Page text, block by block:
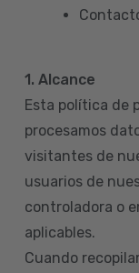
1. Alcance
Esta política de
procesamos
visitantes de
usuarios de
controladora o
aplicables.
Cuando